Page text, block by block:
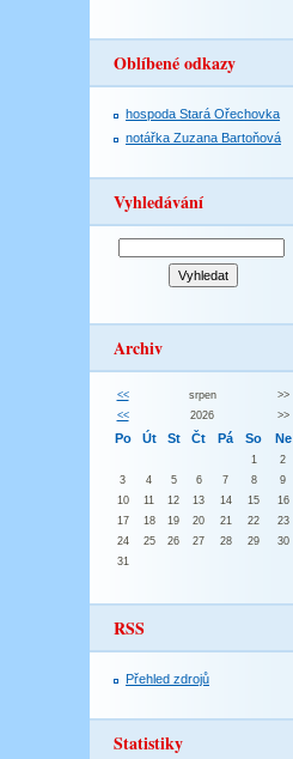
Oblíbené odkazy
hospoda Stará Ořechovka
notářka Zuzana Bartoňová
Vyhledávání
Archiv
<< srpen
>>
<<
2026 >>
Po Út St Čt Pá So Ne
1
2
3
4 5 6 7 8
9
10
11 12 13 14 15
16
17
18 19 20 21 22
23
24
25 26 27 28 29
30
31
RSS
Přehled zdrojů
Statistiky